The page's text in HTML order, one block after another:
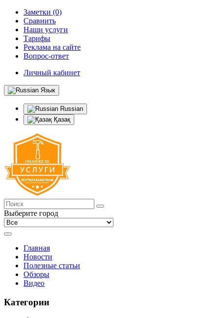
Заметки (0)
Сравнить
Наши услуги
Тарифы
Реклама на сайте
Вопрос-ответ
Личный кабинет
Язык
Russian
Қазақ
Выберите город
Главная
Новости
Полезные статьи
Обзоры
Видео
Категории